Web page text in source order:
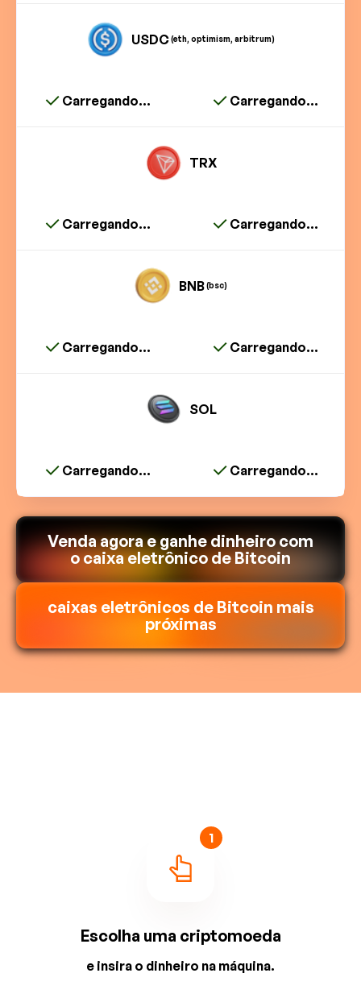
USDC(eth, optimism, arbitrum)
Carregando... Carregando...
TRX
Carregando... Carregando...
BNB(bsc)
Carregando... Carregando...
SOL
Carregando... Carregando...
Venda agora e ganhe dinheiro com
o caixa eletrônico de Bitcoin
caixas eletrônicos de Bitcoin mais
próximas
1
Escolha uma criptomoeda
e insira o dinheiro na máquina.